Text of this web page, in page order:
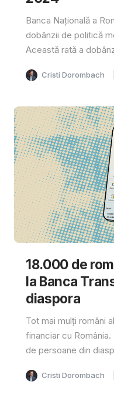
Banca Națională a
dobânzii de politică
Această rată a
Cristi Dorombach
18.000 de
la Banca
diaspora
Tot mai mulți români
financiar cu România.
de persoane din
Cristi Dorombach